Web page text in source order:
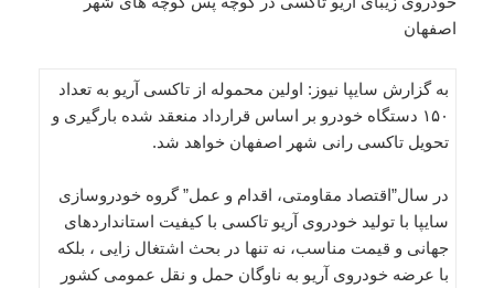
اصفهان
به گزارش سایپا نیوز: اولین محموله از تاکسی آریو به تعداد
۱۵۰ دستگاه خودرو بر اساس قرارداد منعقد شده بارگیری و
تحویل تاکسی رانی شهر اصفهان خواهد شد.
در سال”اقتصاد مقاومتی، اقدام و عمل” گروه خودروسازی
سایپا با تولید خودروی آریو تاکسی با کیفیت استانداردهای
جهانی و قیمت مناسب، نه تنها در بحث اشتغال زایی ، بلکه
با عرضه خودروی آریو به ناوگان حمل و نقل عمومی کشور